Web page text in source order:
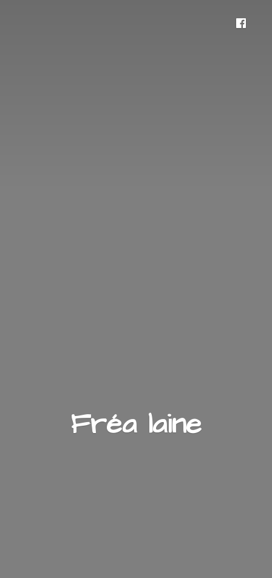
Fréa laine